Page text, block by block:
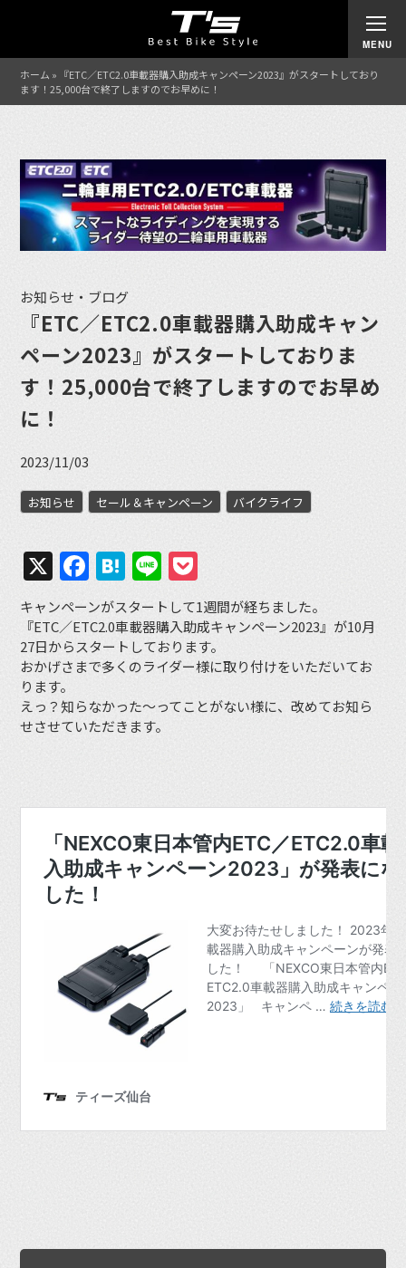
ホーム » 『ETC／ETC2.0車載器購入助成キャンペーン2023』がスタートしており
ます！25,000台で終了しますのでお早めに！
お知らせ・ブログ
『ETC／ETC2.0車載器購入助成キャン
ペーン2023』がスタートしておりま
す！25,000台で終了しますのでお早め
に！
2023/11/03
お知らせ セール＆キャンペーン バイクライフ
X Facebook
Hatena
Line
キャンペーンがスタートして1週間が経ちました。
『ETC／ETC2.0車載器購入助成キャンペーン2023』が10月
27日からスタートしております。
おかげさまで多くのライダー様に取り付けをいただいてお
ります。
えっ？知らなかった〜ってことがない様に、改めてお知ら
せさせていただきます。